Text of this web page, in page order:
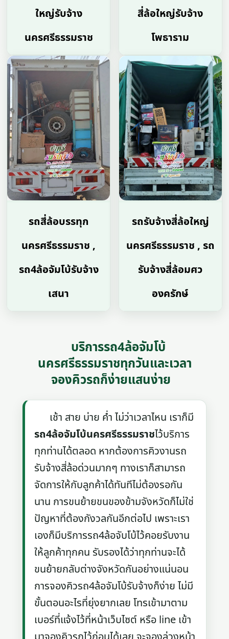
ใหญ่รับจ้าง
นครศรีธรรมราช
สี่ล้อใหญ่รับจ้าง
โพธาราม
รถสี่ล้อบรรทุก
นครศรีธรรมราช ,
รถ4ล้อจัมโบ้รับจ้าง
เสนา
รถรับจ้างสี่ล้อใหญ่
นครศรีธรรมราช , รถ
รับจ้างสี่ล้อมศว
องครักษ์
บริการรถ4ล้อจัมโบ้
นครศรีธรรมราชทุกวันและเวลา
จองคิวรถก็ง่ายแสนง่าย
เช้า สาย บ่าย ค่ำ ไม่ว่าเวลาไหน เราก็มี
รถ4ล้อจัมโบ้นครศรีธรรมราชไว้บริการ
ทุกท่านได้ตลอด หากต้องการคิวงานรถ
รับจ้างสี่ล้อด่วนมากๆ ทางเราก็สามารถ
จัดการให้กับลูกค้าได้ทันทีไม่ต้องรอกัน
นาน การขนย้ายขนของข้ามจังหวัดก็ไม่ใช่
ปัญหาที่ต้องกังวลกันอีกต่อไป เพราะเรา
เองก็มีบริการรถ4ล้อจับโบ้ไว้คอยรับงาน
ให้ลูกค้าทุกคน รับรองได้ว่าทุกท่านจะได้
ขนย้ายกลับต่างจังหวัดกันอย่างแน่นอน
การจองคิวรถ4ล้อจัมโบ้รับจ้างก็ง่าย ไม่มี
ขั้นตอนอะไรที่ยุ่งยากเลย โทรเข้ามาตาม
เบอร์ที่แจ้งไว้ที่หน้าเว็บไซต์ หรือ line เข้า